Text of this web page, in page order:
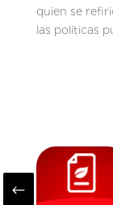
quien se
las políticas
#